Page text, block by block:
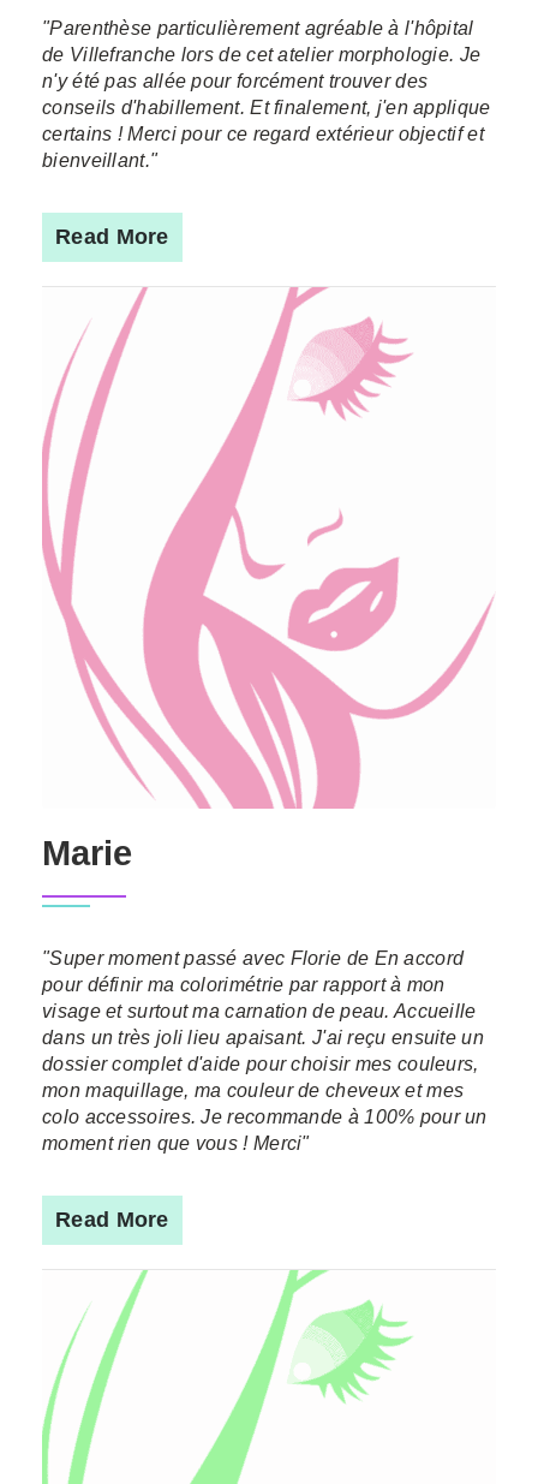
"Parenthèse particulièrement agréable à l'hôpital
de Villefranche lors de cet atelier morphologie. Je
n'y été pas allée pour forcément trouver des
conseils d'habillement. Et finalement, j'en applique
certains ! Merci pour ce regard extérieur objectif et
bienveillant."
Read More
Marie
"Super moment passé avec Florie de En accord
pour définir ma colorimétrie par rapport à mon
visage et surtout ma carnation de peau. Accueille
dans un très joli lieu apaisant. J'ai reçu ensuite un
dossier complet d'aide pour choisir mes couleurs,
mon maquillage, ma couleur de cheveux et mes
colo accessoires. Je recommande à 100% pour un
moment rien que vous ! Merci"
Read More